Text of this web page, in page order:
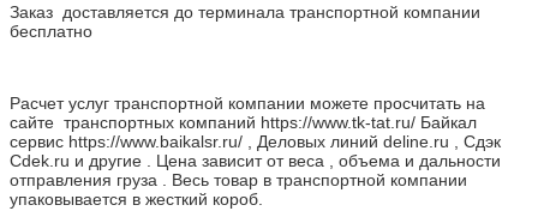
Заказ доставляется до терминала транспортной компании
бесплатно
Расчет услуг транспортной компании можете просчитать на
сайте транспортных компаний https://www.tk-tat.ru/ Байкал
сервис https://www.baikalsr.ru/ , Деловых линий deline.ru , Сдэк
Cdek.ru и другие . Цена зависит от веса , объема и дальности
отправления груза . Весь товар в транспортной компании
упаковывается в жесткий короб.